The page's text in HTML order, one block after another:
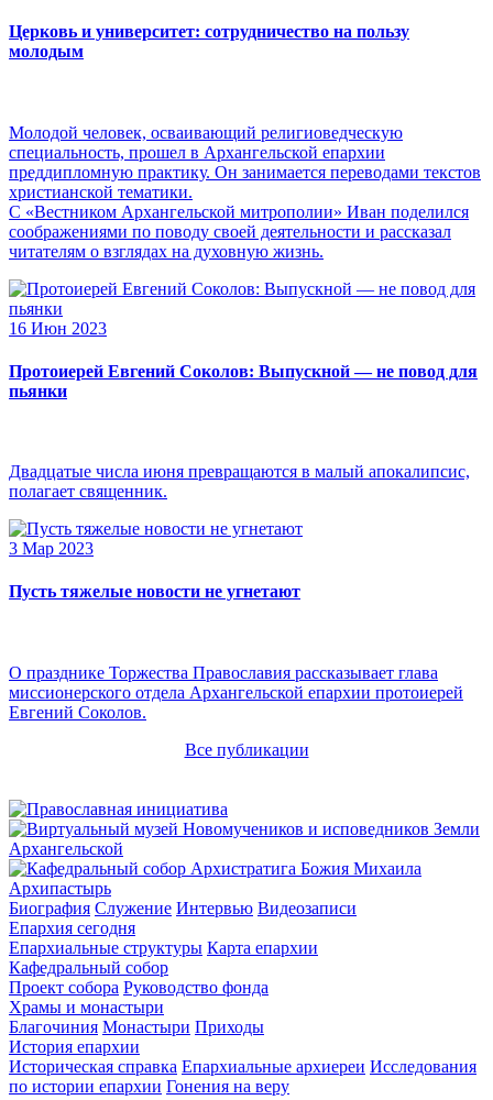
Церковь и университет: сотрудничество на пользу
молодым
Молодой человек, осваивающий религиоведческую
специальность, прошел в Архангельской епархии
преддипломную практику. Он занимается переводами текстов
христианской тематики.
С «Вестником Архангельской митрополии» Иван поделился
соображениями по поводу своей деятельности и рассказал
читателям о взглядах на духовную жизнь.
16 Июн 2023
Протоиерей Евгений Соколов: Выпускной — не повод для
пьянки
Двадцатые числа июня превращаются в малый апокалипсис,
полагает священник.
3 Мар 2023
Пусть тяжелые новости не угнетают
О празднике Торжества Православия рассказывает глава
миссионерского отдела Архангельской епархии протоиерей
Евгений Соколов.
Все публикации
Архипастырь
Биография Служение Интервью Видеозаписи
Епархия сегодня
Епархиальные структуры Карта епархии
Кафедральный собор
Проект собора Руководство фонда
Храмы и монастыри
Благочиния Монастыри Приходы
История епархии
Историческая справка Епархиальные архиереи Исследования
по истории епархии Гонения на веру